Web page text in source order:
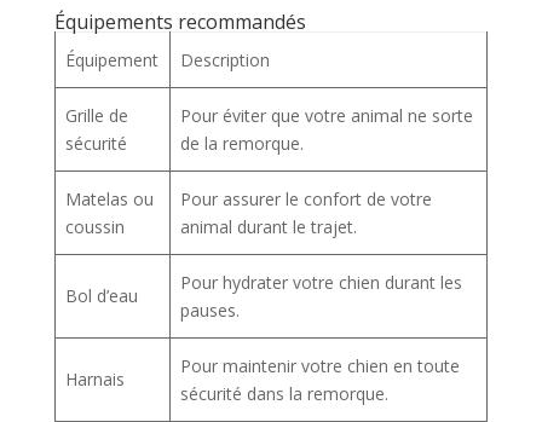
Équipements recommandés
Équipement Description
Grille de
sécurité
Pour éviter que votre animal ne sorte
de la remorque.
Matelas ou
coussin
Pour assurer le confort de votre
animal durant le trajet.
Bol d’eau
Pour hydrater votre chien durant les
pauses.
Harnais
Pour maintenir votre chien en toute
sécurité dans la remorque.